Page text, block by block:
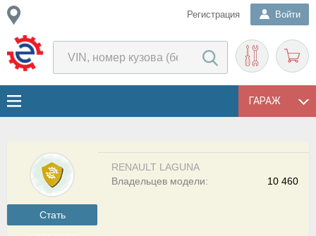
Регистрация Войти
ГАРАЖ
Cтать
RENAULT LAGUNA
10 460
Владельцев модели: